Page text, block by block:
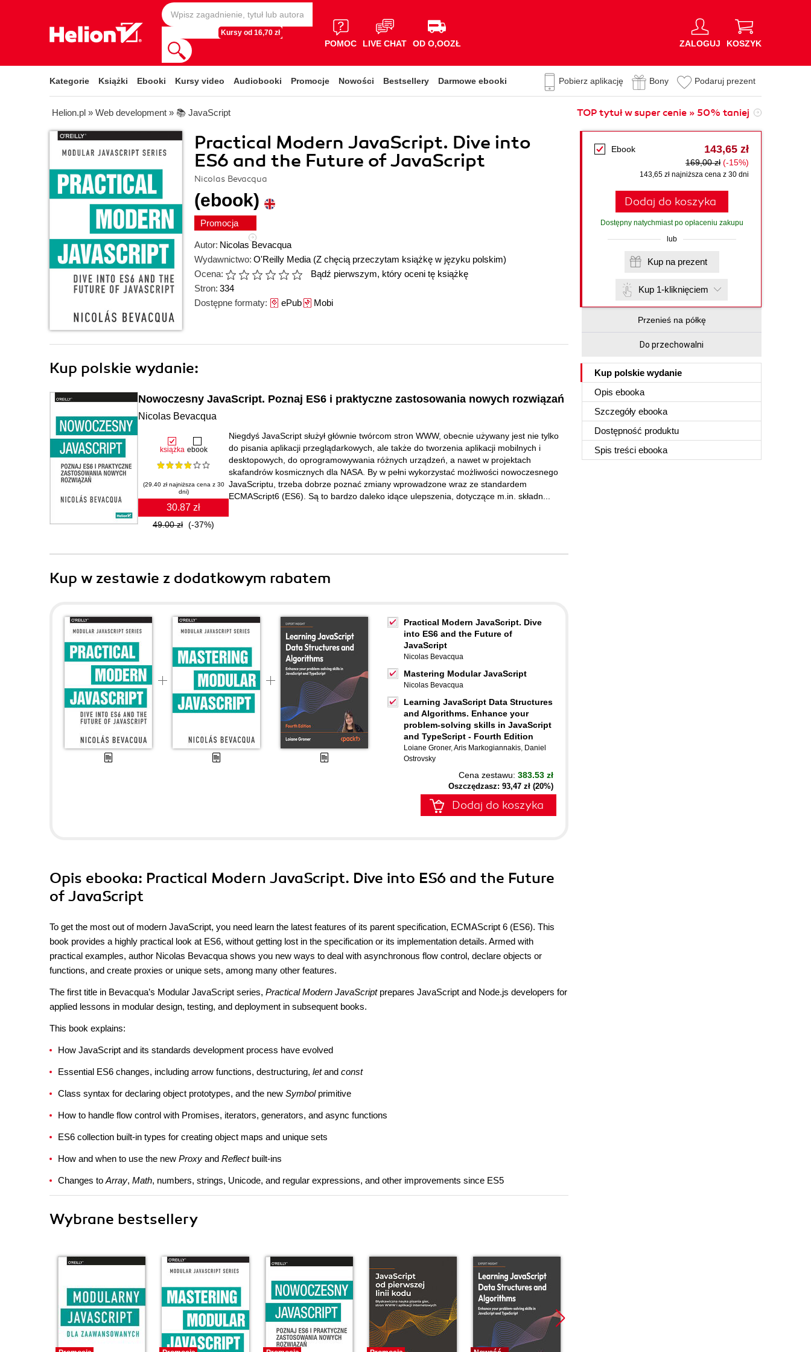
Kursy od 16,70 zł
POMOC LIVE CHAT OD O,OOZŁ ZALOGUJ KOSZYK
Kategorie Książki Ebooki Kursy video Audiobooki Promocje Nowości Bestsellery Darmowe ebooki Pobierz aplikację Bony Podaruj prezent
Helion.pl » Web development » 📚 JavaScript TOP tytuł w super cenie » 50% taniej
Practical Modern JavaScript. Dive into
ES6 and the Future of JavaScript
Nicolas Bevacqua
(ebook)
Promocja
Autor: Nicolas Bevacqua
Wydawnictwo: O'Reilly Media (Z chęcią przeczytam książkę w języku polskim)
Ocena:
Bądź pierwszym, który oceni tę książkę
Stron: 334
Dostępne formaty: ePubMobi
Ebook 143,65 zł
169,00 zł (-15%)
143,65 zł najniższa cena z 30 dni
Dodaj do koszyka
Dostępny natychmiast po opłaceniu zakupu
lub
Kup na prezent
Kup 1-kliknięciem
Przenieś na półkę
Do przechowalni
Kup polskie wydanie
Opis ebooka
Szczegóły ebooka
Dostępność produktu
Spis treści ebooka
Kup polskie wydanie:
Nowoczesny JavaScript. Poznaj ES6 i praktyczne zastosowania nowych rozwiązań
Nicolas Bevacqua
książka ebook
(29.40 zł najniższa cena z 30
dni)
30.87 zł
49.00 zł (-37%)
Niegdyś JavaScript służył głównie twórcom stron WWW, obecnie używany jest nie tylko
do pisania aplikacji przeglądarkowych, ale także do tworzenia aplikacji mobilnych i
desktopowych, do oprogramowywania różnych urządzeń, a nawet w projektach
skafandrów kosmicznych dla NASA. By w pełni wykorzystać możliwości nowoczesnego
JavaScriptu, trzeba dobrze poznać zmiany wprowadzone wraz ze standardem
ECMAScript6 (ES6). Są to bardzo daleko idące ulepszenia, dotyczące m.in. składn...
Kup w zestawie z dodatkowym rabatem
Practical Modern JavaScript. Dive
into ES6 and the Future of
JavaScript
Nicolas Bevacqua
Mastering Modular JavaScript
Nicolas Bevacqua
Learning JavaScript Data Structures
and Algorithms. Enhance your
problem-solving skills in JavaScript
and TypeScript - Fourth Edition
Loiane Groner,Aris Markogiannakis, Daniel
Ostrovsky
Cena zestawu: 383.53 zł
Oszczędzasz: 93,47 zł (20%)
Dodaj do koszyka
Opis ebooka: Practical Modern JavaScript. Dive into ES6 and the Future
of JavaScript
To get the most out of modern JavaScript, you need learn the latest features of its parent specification, ECMAScript 6 (ES6). This
book provides a highly practical look at ES6, without getting lost in the specification or its implementation details. Armed with
practical examples, author Nicolas Bevacqua shows you new ways to deal with asynchronous flow control, declare objects or
functions, and create proxies or unique sets, among many other features.
The first title in Bevacqua’s Modular JavaScript series, Practical Modern JavaScriptprepares JavaScript and Node.js developers for
applied lessons in modular design, testing, and deployment in subsequent books.
This book explains:
How JavaScript and its standards development process have evolved
Essential ES6 changes, including arrow functions, destructuring, letand const
Class syntax for declaring object prototypes, and the new Symbolprimitive
How to handle flow control with Promises, iterators, generators, and async functions
ES6 collection built-in types for creating object maps and unique sets
How and when to use the new Proxy and Reflectbuilt-ins
Changes to Array, Math, numbers, strings, Unicode, and regular expressions, and other improvements since ES5
Wybrane bestsellery